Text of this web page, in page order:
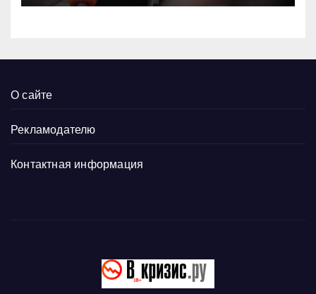
О сайте
Рекламодателю
Контактная информация